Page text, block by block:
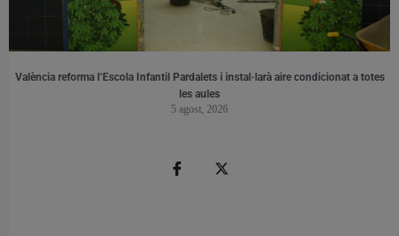
València reforma l’Escola Infantil Pardalets i instal·larà aire condicionat a totes
les aules
5 agost, 2026